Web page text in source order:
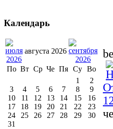
Календарь
августа 2026
По Вт Ср Че Пя Су Во
1
2
3
4 5 6 7 8
9
10
11 12 13 14 15
16
17
18 19 20 21 22
23
24
25 26 27 28 29
30
31